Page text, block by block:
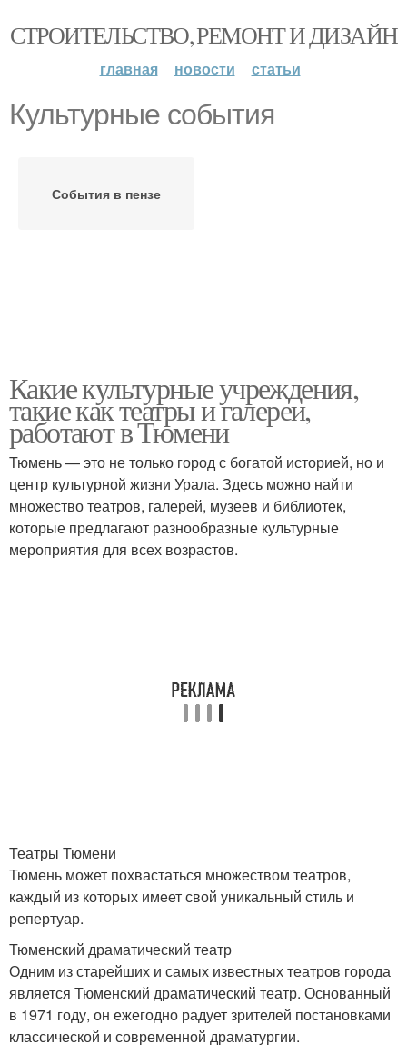
СТРОИТЕЛЬСТВО, РЕМОНТ И ДИЗАЙН
главная новости статьи
Культурные события
События в пензе
Какие культурные учреждения,
такие как театры и галереи,
работают в Тюмени
Тюмень — это не только город с богатой историей, но и
центр культурной жизни Урала. Здесь можно найти
множество театров, галерей, музеев и библиотек,
которые предлагают разнообразные культурные
мероприятия для всех возрастов.
Театры Тюмени
Тюмень может похвастаться множеством театров,
каждый из которых имеет свой уникальный стиль и
репертуар.
Тюменский драматический театр
Одним из старейших и самых известных театров города
является Тюменский драматический театр. Основанный
в 1971 году, он ежегодно радует зрителей постановками
классической и современной драматургии.